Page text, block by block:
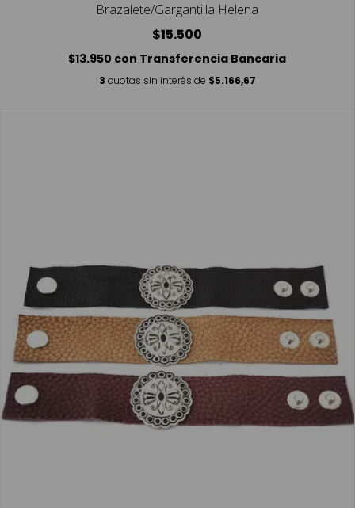
Brazalete/Gargantilla Helena
$15.500
$13.950 con Transferencia Bancaria
3 cuotas sin interés de $5.166,67